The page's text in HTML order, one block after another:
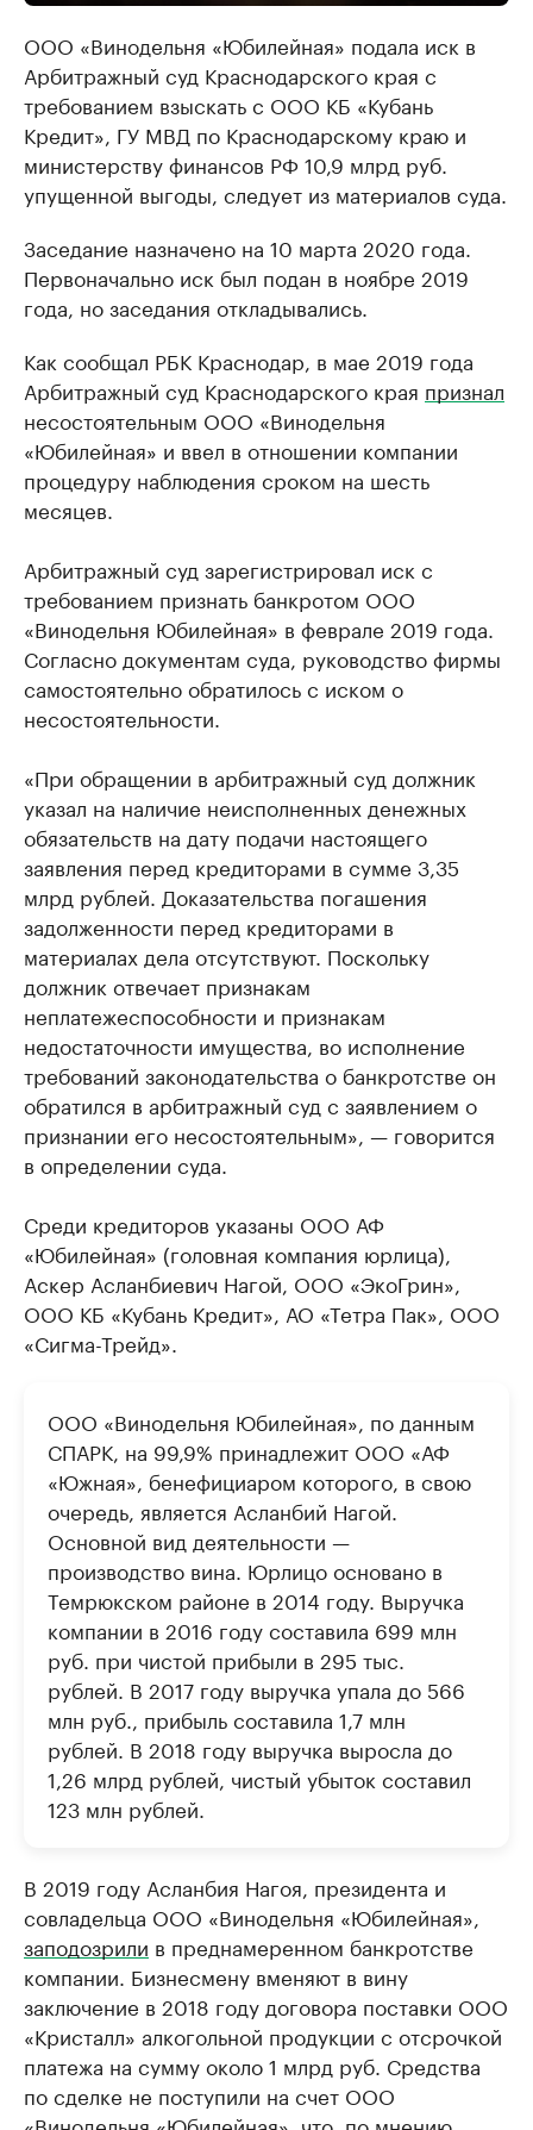
ООО «Винодельня «Юбилейная» подала иск в
Арбитражный суд Краснодарского края с
требованием взыскать с ООО КБ «Кубань
Кредит», ГУ МВД по Краснодарскому краю и
министерству финансов РФ 10,9 млрд руб.
упущенной выгоды, следует из материалов суда.
Заседание назначено на 10 марта 2020 года.
Первоначально иск был подан в ноябре 2019
года, но заседания откладывались.
Как сообщал РБК Краснодар, в мае 2019 года
Арбитражный суд Краснодарского края признал
несостоятельным ООО «Винодельня
«Юбилейная» и ввел в отношении компании
процедуру наблюдения сроком на шесть
месяцев.
Арбитражный суд зарегистрировал иск с
требованием признать банкротом ООО
«Винодельня Юбилейная» в феврале 2019 года.
Согласно документам суда, руководство фирмы
самостоятельно обратилось с иском о
несостоятельности.
«При обращении в арбитражный суд должник
указал на наличие неисполненных денежных
обязательств на дату подачи настоящего
заявления перед кредиторами в сумме 3,35
млрд рублей. Доказательства погашения
задолженности перед кредиторами в
материалах дела отсутствуют. Поскольку
должник отвечает признакам
неплатежеспособности и признакам
недостаточности имущества, во исполнение
требований законодательства о банкротстве он
обратился в арбитражный суд с заявлением о
признании его несостоятельным», — говорится
в определении суда.
Среди кредиторов указаны ООО АФ
«Юбилейная» (головная компания юрлица),
Аскер Асланбиевич Нагой, ООО «ЭкоГрин»,
ООО КБ «Кубань Кредит», АО «Тетра Пак», ООО
«Сигма-Трейд».
ООО «Винодельня Юбилейная», по данным
СПАРК, на 99,9% принадлежит ООО «АФ
«Южная», бенефициаром которого, в свою
очередь, является Асланбий Нагой.
Основной вид деятельности —
производство вина. Юрлицо основано в
Темрюкском районе в 2014 году. Выручка
компании в 2016 году составила 699 млн
руб. при чистой прибыли в 295 тыс.
рублей. В 2017 году выручка упала до 566
млн руб., прибыль составила 1,7 млн
рублей. В 2018 году выручка выросла до
1,26 млрд рублей, чистый убыток составил
123 млн рублей.
В 2019 году Асланбия Нагоя, президента и
совладельца ООО «Винодельня «Юбилейная»,
заподозрили в преднамеренном банкротстве
компании. Бизнесмену вменяют в вину
заключение в 2018 году договора поставки ООО
«Кристалл» алкогольной продукции с отсрочкой
платежа на сумму около 1 млрд руб. Средства
по сделке не поступили на счет ООО